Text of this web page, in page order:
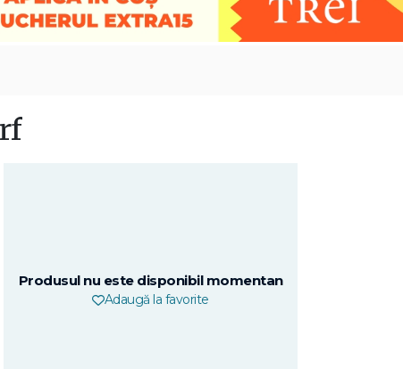
Produsul nu este disponibil momentan
Adaugă la favorite